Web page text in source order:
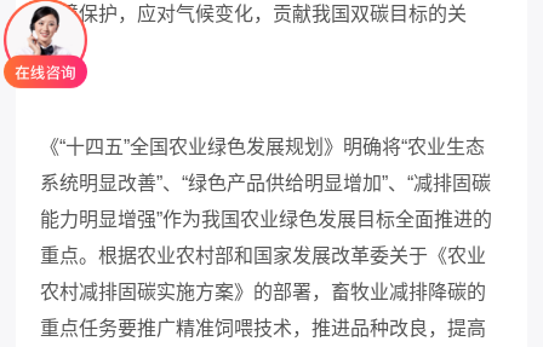
环境保护，应对气候变化，贡献我国双碳目标的关
键。
《“十四五”全国农业绿色发展规划》明确将“农业生态
系统明显改善”、“绿色产品供给明显增加”、“减排固碳
能力明显增强”作为我国农业绿色发展目标全面推进的
重点。根据农业农村部和国家发展改革委关于《农业
农村减排固碳实施方案》的部署，畜牧业减排降碳的
重点任务要推广精准饲喂技术，推进品种改良，提高